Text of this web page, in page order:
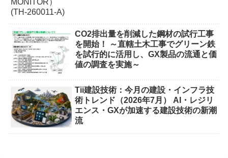
CO2排出量を削減した鋼材の試行工事
を開始！ ～直轄土木工事でグリーン鉄
を試行的に活用し、GX製品の流通と価
値の調査を実施～
Tii建設技術：今月の建設・インフラ技
術トレンド（2026年7月） AI・レジリ
エンス・GXが加速する建設技術の新潮
流